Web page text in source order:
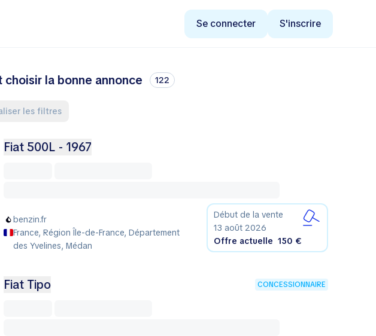
Se connecter S'inscrire
la bonne annonce 122
les filtres
Fiat 500L - 1967
benzin.fr
France, Région Île-de-France, Département
des Yvelines, Médan
Début de la vente
13 août 2026
Offre actuelle 150 €
Fiat Tipo CONCESSIONNAIRE